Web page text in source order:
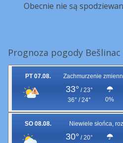
Obecnie nie są
Prognoza pogody Bešlinac
PT 07.08. Zachmurzenie
33° / 23°
36° / 24°
0%
SO 08.08. Niewiele słońca,
30° / 20°